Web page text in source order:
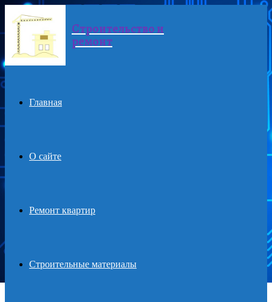
Menu Строительство и
ремонт
Главная
О сайте
Ремонт квартир
Строительные материалы